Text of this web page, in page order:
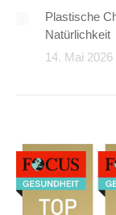
Plastische
Natürlichkeit
14. Mai 2026